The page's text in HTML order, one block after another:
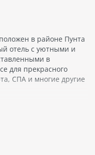
в районе Пунта
отель с уютными и
в
для прекрасного
СПА и многие другие
активных видов
гольф и фитнес-